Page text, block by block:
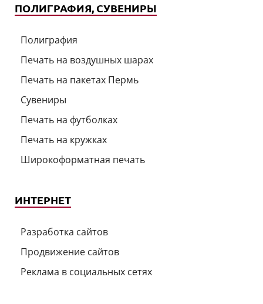
ПОЛИГРАФИЯ, СУВЕНИРЫ
Полиграфия
Печать на воздушных шарах
Печать на пакетах Пермь
Сувениры
Печать на футболках
Печать на кружках
Широкоформатная печать
ИНТЕРНЕТ
Разработка сайтов
Продвижение сайтов
Реклама в социальных сетях